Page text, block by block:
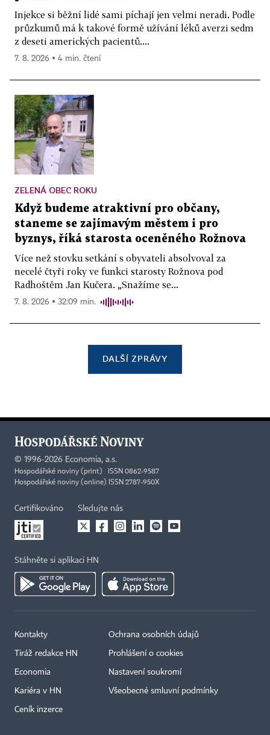
Injekce si běžní lidé sami píchají jen velmi neradi. Podle
průzkumů má k takové formě užívání léků averzi sedm
z deseti amerických pacientů....
7. 8. 2026 ▪ 4 min. čtení
ZELENÁ OBEC ROKU
Když budeme atraktivní pro občany,
staneme se zajímavým městem i pro
byznys, říká starosta oceněného Rožnova
Více než stovku setkání s obyvateli absolvoval za
necelé čtyři roky ve funkci starosty Rožnova pod
Radhoštěm Jan Kučera. „Snažíme se...
7. 8. 2026 ▪ 32:09 min.
DALŠÍ ZPRÁVY
© 1996-2026 Economia, a.s.
Hospodářské noviny (print) ISSN 0862-9587
Hospodářské noviny (online) ISSN 2787-950X
Certifikováno Sledujte nás
Stáhněte si aplikaci HN
Kontakty
Tiráž redakce HN
Economia
Kariéra v HN
Ceník inzerce
Ochrana osobních údajů
Prohlášení o cookies
Nastavení soukromí
Všeobecné smluvní podmínky